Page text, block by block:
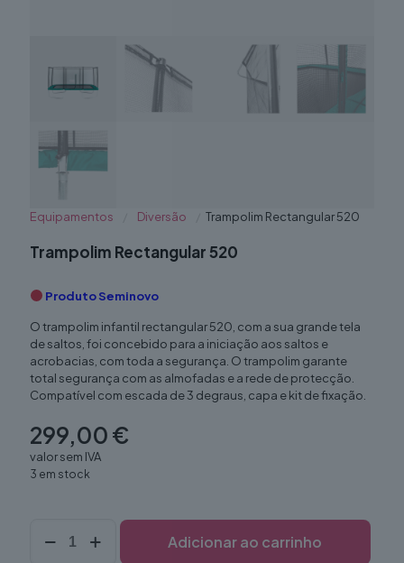
Equipamentos Diversão Trampolim Rectangular 520
Trampolim Rectangular 520
Produto Seminovo
O trampolim infantil rectangular 520, com a sua grande tela
de saltos, foi concebido para a iniciação aos saltos e
acrobacias, com toda a segurança. O trampolim garante
total segurança com as almofadas e a rede de protecção.
Compatível com escada de 3 degraus, capa e kit de fixação.
299,00€
valor sem IVA
3 em stock
Adicionar ao carrinho